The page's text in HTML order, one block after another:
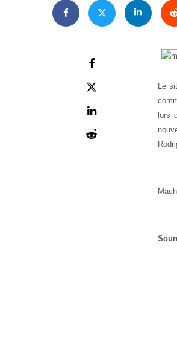
Le
lors